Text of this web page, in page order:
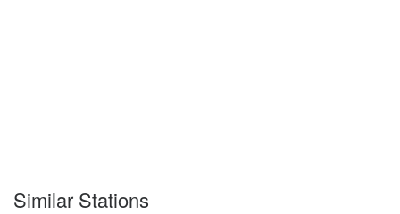
Similar Stations